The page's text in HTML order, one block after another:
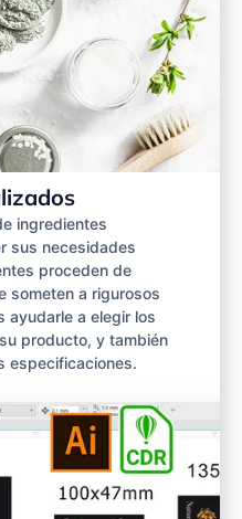
ingredientes
sus necesidades
proceden de
someten a rigurosos
ayudarle a elegir los
producto, y también
especificaciones.